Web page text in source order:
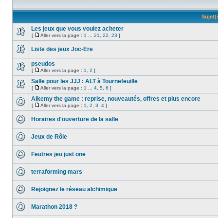
Les jeux que vous voulez acheter
[ Aller vers la page : 1 21 22 23 ]
Liste des jeux Joc-Ere
pseudos
[ Aller vers la page : 1 2 ]
Salle pour les JJJ : ALT à Tournefeuille
[ Aller vers la page : 1 4 5 6 ]
Alkemy the game : reprise, nouveautés, offres et plus encore
[ Aller vers la page : 1 2 3 4 ]
Horaires d'ouverture de la salle
Jeux de Rôle
Feutres jeu just one
terraforming mars
Rejoignez le réseau alchimique
Marathon 2018 ?